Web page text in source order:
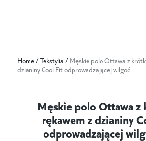
Home/Tekstylia / Męskie polo Ottawa z
dzianiny Cool Fit odprowadzającej wilgoć
Męskie polo Ottawa z
rękawem z dzianiny
odprowadzającej